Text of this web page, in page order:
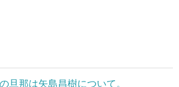
旦那は矢島昌樹について。